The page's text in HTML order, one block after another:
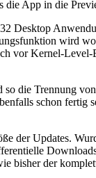
die App in die
Desktop
wird
vor Kernel-
die Trennung
schon fertig
der Updates.
bisher der